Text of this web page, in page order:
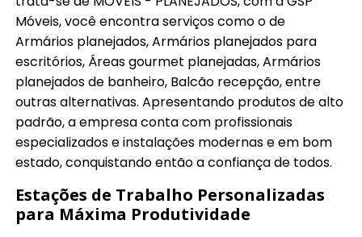
Móveis, você encontra serviços como o de
Armários planejados, Armários planejados para
escritórios, Áreas gourmet planejadas, Armários
planejados de banheiro, Balcão recepção, entre
outras alternativas. Apresentando produtos de alto
padrão, a empresa conta com profissionais
especializados e instalações modernas e em bom
estado, conquistando então a confiança de todos.
Estações de Trabalho Personalizadas
para Máxima Produtividade